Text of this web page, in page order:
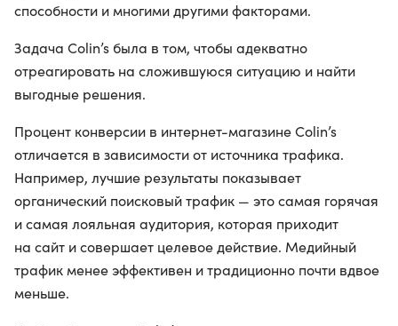
способности и многими другими факторами.
Задача Colin’s была в том, чтобы адекватно
отреагировать на сложившуюся ситуацию и найти
выгодные решения.
Процент конверсии в интернет-магазине Colin’s
отличается в зависимости от источника трафика.
Например, лучшие результаты показывает
органический поисковый трафик — это самая горячая
и самая лояльная аудитория, которая приходит
на сайт и совершает целевое действие. Медийный
трафик менее эффективен и традиционно почти вдвое
меньше.